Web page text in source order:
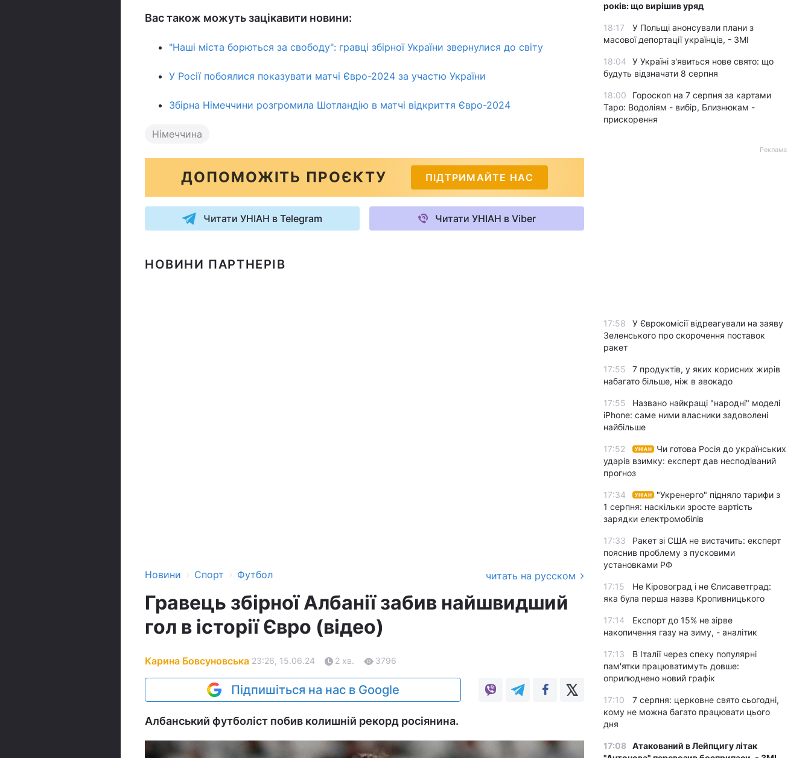
Вас також можуть зацікавити новини:
"Наші міста борються за свободу": гравці збірної України звернулися до світу
У Росії побоялися показувати матчі Євро-2024 за участю України
Збірна Німеччини розгромила Шотландію в матчі відкриття Євро-2024
Німеччина
ДОПОМОЖІТЬ ПРОЄКТУ ПІДТРИМАЙТЕ НАС
Читати УНІАН в Telegram Читати УНІАН в Viber
НОВИНИ ПАРТНЕРІВ
Новини › Спорт › Футбол читать на русском
Гравець збірної Албанії забив найшвидший
гол в історії Євро (відео)
Карина Бовсуновська 23:26, 15.06.24 2 хв. 3796
Підпишіться на нас в Google
Албанський футболіст побив колишній рекорд росіянина.
років: що вирішив уряд
18:17
У Польщі анонсували плани з
масової депортації українців, - ЗМІ
18:04
У Україні з'явиться нове свято: що
будуть відзначати 8 серпня
18:00
Гороскоп на 7 серпня за картами
Таро: Водоліям - вибір, Близнюкам -
прискорення
Реклама
17:58
У Єврокомісії відреагували на заяву
Зеленського про скорочення поставок
ракет
17:55
7 продуктів, у яких корисних жирів
набагато більше, ніж в авокадо
17:55
Названо найкращі "народні" моделі
iPhone: саме ними власники задоволені
найбільше
17:52 УНІАН
Чи готова Росія до українських
ударів взимку: експерт дав несподіваний
прогноз
17:34 УНІАН
"Укренерго" підняло тарифи з
1 серпня: наскільки зросте вартість
зарядки електромобілів
17:33
Ракет зі США не вистачить: експерт
пояснив проблему з пусковими
установками РФ
17:15
Не Кіровоград і не Єлисаветград:
яка була перша назва Кропивницького
17:14
Експорт до 15% не зірве
накопичення газу на зиму, - аналітик
17:13
В Італії через спеку популярні
пам'ятки працюватимуть довше:
оприлюднено новий графік
17:10
7 серпня: церковне свято сьогодні,
кому не можна багато працювати цього
дня
17:08 Атакований в Лейпцигу літак